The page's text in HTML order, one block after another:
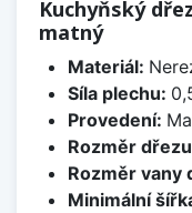
Kuchyňský
matný
Materiál:
Síla plechu:
Provedení:
Rozměr
Rozměr vany
Minimální